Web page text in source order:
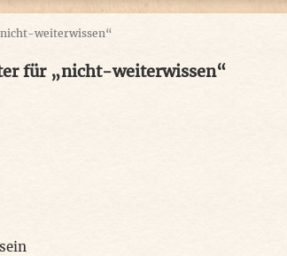
weiterwissen“
für „nicht-weiterwissen“